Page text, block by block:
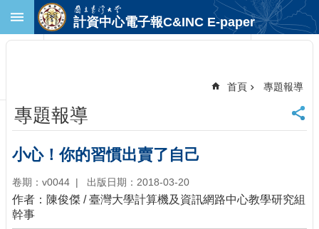
跳到主要內容區塊
首
頁
臺
大
首
頁
計
計資中心電子報C&INC E-paper
首頁 專題報導
專題報導
小心！你的習慣出賣了自己
卷期：v0044 出版日期：2018-03-20
作者：陳俊傑 / 臺灣大學計算機及資訊網路中心教學研究組
幹事